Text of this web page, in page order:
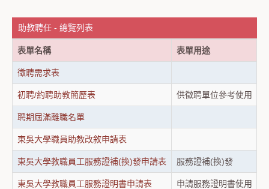
助教聘任 - 總覽列表
表單名稱 表單用途
徵聘需求表
初聘/約聘助教簡歷表 供徵聘單位參考使用
聘期屆滿離職名單
東吳大學職員助教改敘申請表
東吳大學教職員工服務證補(換)發申請表 服務證補(換)發
東吳大學教職員工服務證明書申請表 申請服務證明書使用